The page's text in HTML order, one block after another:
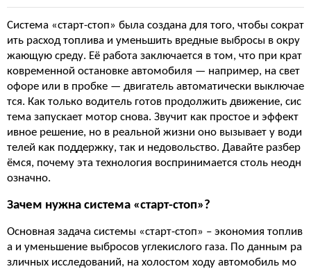
Система «старт-стоп» была создана для того, чтобы сократ
ить расход топлива и уменьшить вредные выбросы в окру
жающую среду. Её работа заключается в том, что при крат
ковременной остановке автомобиля — например, на свет
офоре или в пробке — двигатель автоматически выключае
тся. Как только водитель готов продолжить движение, сис
тема запускает мотор снова. Звучит как простое и эффект
ивное решение, но в реальной жизни оно вызывает у води
телей как поддержку, так и недовольство. Давайте разбер
ёмся, почему эта технология воспринимается столь неодн
означно.
Зачем нужна система «старт-стоп»?
Основная задача системы «старт-стоп» – экономия топлив
а и уменьшение выбросов углекислого газа. По данным ра
зличных исследований, на холостом ходу автомобиль мо